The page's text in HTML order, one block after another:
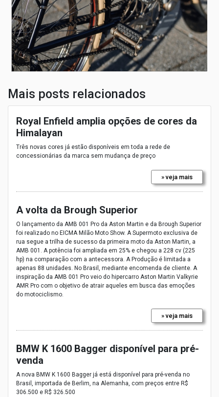
Mais posts relacionados
Royal Enfield amplia opções de cores da
Himalayan
Três novas cores já estão disponíveis em toda a rede de
concessionárias da marca sem mudança de preço
» veja mais
A volta da Brough Superior
O lançamento da AMB 001 Pro da Aston Martin e da Brough Superior
foi realizado no EICMA Milão Moto Show. A Supermoto exclusiva de
rua segue a trilha de sucesso da primeira moto da Aston Martin, a
AMB 001. A potência foi ampliada em 25% e chegou a 228 cv (225
hp) na comparação com a antecessora. A Produção é limitada a
apenas 88 unidades. No Brasil, mediante encomenda de cliente. A
inspiração da AMB 001 Pro veio do hipercarro Aston Martin Valkyrie
AMR Pro com o objetivo de atrair aqueles em busca das emoções
do motociclismo.
» veja mais
BMW K 1600 Bagger disponível para pré-
venda
A nova BMW K 1600 Bagger já está disponível para pré-venda no
Brasil, importada de Berlim, na Alemanha, com preços entre R$
306.500 e R$ 326.500